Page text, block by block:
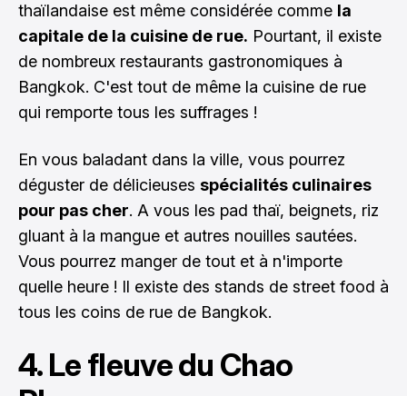
thaïlandaise est même considérée comme la
capitale de la cuisine de rue. Pourtant, il existe
de nombreux restaurants gastronomiques à
Bangkok. C'est tout de même la cuisine de rue
qui remporte tous les suffrages !
En vous baladant dans la ville, vous pourrez
déguster de délicieuses spécialités culinaires
pour pas cher. A vous les pad thaï, beignets, riz
gluant à la mangue et autres nouilles sautées.
Vous pourrez manger de tout et à n'importe
quelle heure ! Il existe des stands de street food à
tous les coins de rue de Bangkok.
4. Le fleuve du Chao